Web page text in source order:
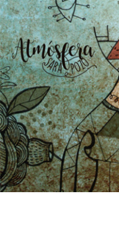
SARA